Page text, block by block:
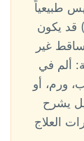
طبيعياً
قد يكون
غير
ألم في
ورم، أو
يشرح
العلاج